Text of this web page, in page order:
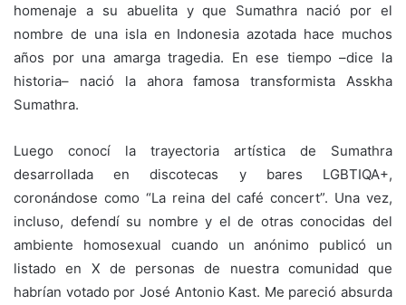
homenaje a su abuelita y que Sumathra nació por el
nombre de una isla en Indonesia azotada hace muchos
años por una amarga tragedia. En ese tiempo –dice la
historia– nació la ahora famosa transformista Asskha
Sumathra.
Luego conocí la trayectoria artística de Sumathra
desarrollada en discotecas y bares LGBTIQA+,
coronándose como “La reina del café concert”. Una vez,
incluso, defendí su nombre y el de otras conocidas del
ambiente homosexual cuando un anónimo publicó un
listado en X de personas de nuestra comunidad que
habrían votado por José Antonio Kast. Me pareció absurda